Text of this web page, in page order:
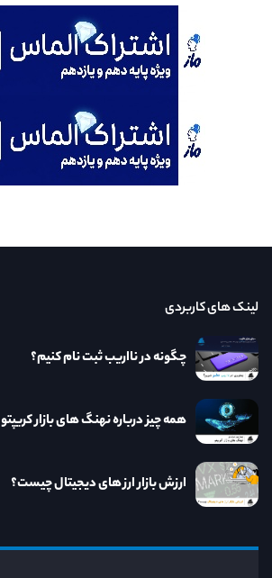
لینک های کاربردی
چگونه در نااریب ثبت نام کنیم؟
همه چیز درباره نهنگ های بازار کریپتو
ارزش بازار ارز های دیجیتال چیست؟